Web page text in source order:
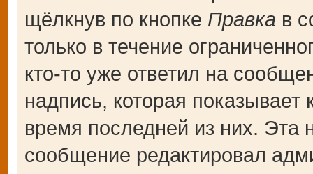
щёлкнув по кнопке Правка в
только в течение
кто-то уже ответил на
надпись, которая показывает
время последней из них. Эта
сообщение редактировал